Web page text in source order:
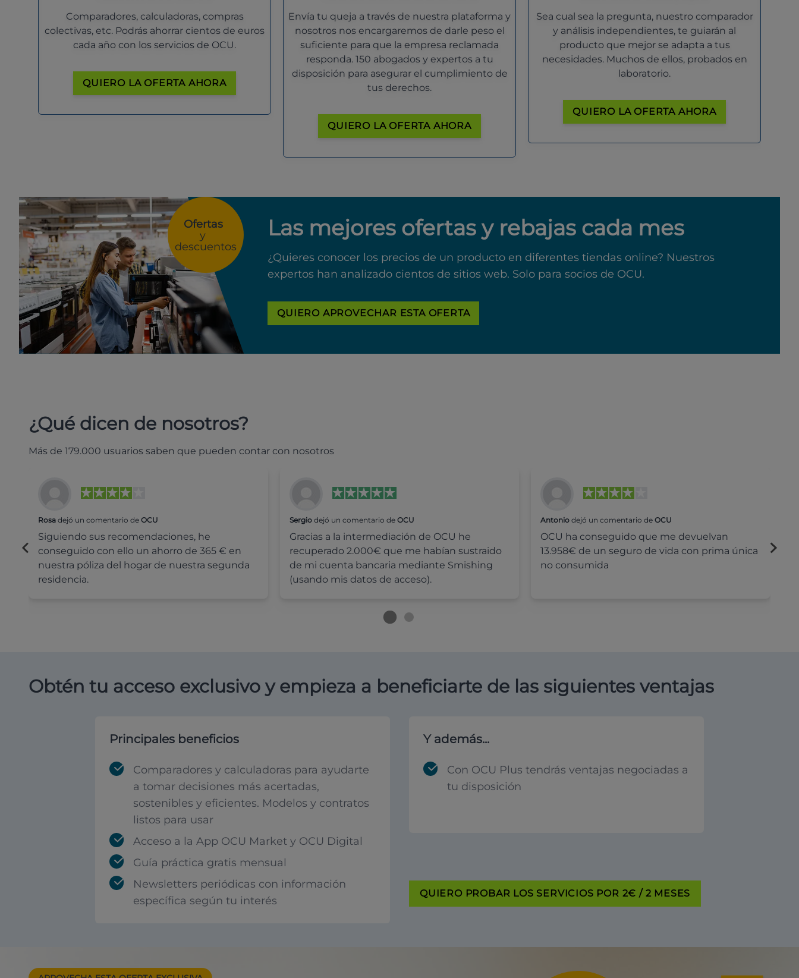
Comparadores, calculadoras, compras
colectivas, etc. Podrás ahorrar cientos de euros
cada año con los servicios de OCU.
QUIERO LA OFERTA AHORA
Envía tu queja a través de nuestra plataforma y
nosotros nos encargaremos de darle peso el
suficiente para que la empresa reclamada
responda. 150 abogados y expertos a tu
disposición para asegurar el cumplimiento de
tus derechos.
QUIERO LA OFERTA AHORA
Sea cual sea la pregunta, nuestro comparador
y análisis independientes, te guiarán al
producto que mejor se adapta a tus
necesidades. Muchos de ellos, probados en
laboratorio.
QUIERO LA OFERTA AHORA
Ofertas
y
descuentos
Las mejores ofertas y rebajas cada mes
¿Quieres conocer los precios de un producto en diferentes tiendas online? Nuestros
expertos han analizado cientos de sitios web. Solo para socios de OCU.
QUIERO APROVECHAR ESTA OFERTA
¿Qué dicen de nosotros?
Más de 179.000 usuarios saben que pueden contar con nosotros
Rosa dejó un comentario de OCU
Siguiendo sus recomendaciones, he
conseguido con ello un ahorro de 365 € en
nuestra póliza del hogar de nuestra segunda
residencia.
Sergiodejó un comentario de OCU
Gracias a la intermediación de OCU he
recuperado 2.000€ que me habían sustraido
de mi cuenta bancaria mediante Smishing
(usando mis datos de acceso).
Antonio dejó un comentario deOCU
OCU ha conseguido que me devuelvan
13.958€ de un seguro de vida con prima única
no consumida
Obtén tu acceso exclusivo y empieza a beneficiarte de las siguientes ventajas
Principales beneficios
Comparadores y calculadoras para ayudarte
a tomar decisiones más acertadas,
sostenibles y eficientes. Modelos y contratos
listos para usar
Acceso a la App OCU Market y OCU Digital
Guía práctica gratis mensual
Newsletters periódicas con información
específica según tu interés
Y además...
Con OCU Plus tendrás ventajas negociadas a
tu disposición
QUIERO PROBAR LOS SERVICIOS POR 2€ / 2 MESES